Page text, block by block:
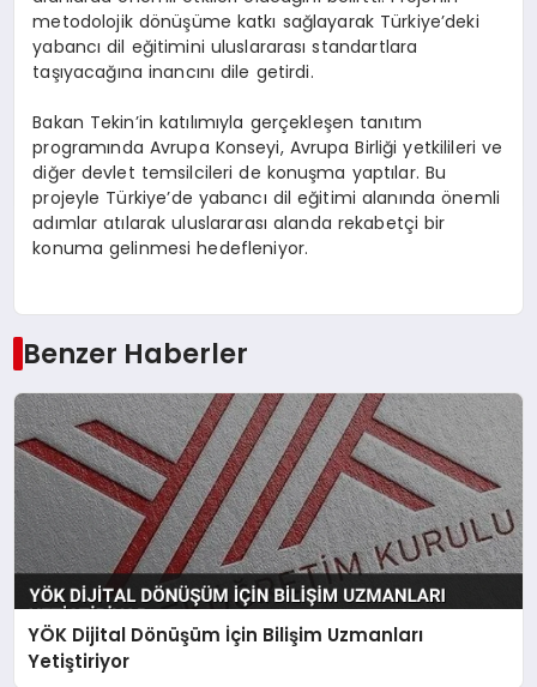
metodolojik dönüşüme katkı sağlayarak Türkiye’deki
yabancı dil eğitimini uluslararası standartlara
taşıyacağına inancını dile getirdi.
Bakan Tekin’in katılımıyla gerçekleşen tanıtım
programında Avrupa Konseyi, Avrupa Birliği yetkilileri ve
diğer devlet temsilcileri de konuşma yaptılar. Bu
projeyle Türkiye’de yabancı dil eğitimi alanında önemli
adımlar atılarak uluslararası alanda rekabetçi bir
konuma gelinmesi hedefleniyor.
Benzer Haberler
YÖK Dijital Dönüşüm İçin Bilişim Uzmanları
Yetiştiriyor